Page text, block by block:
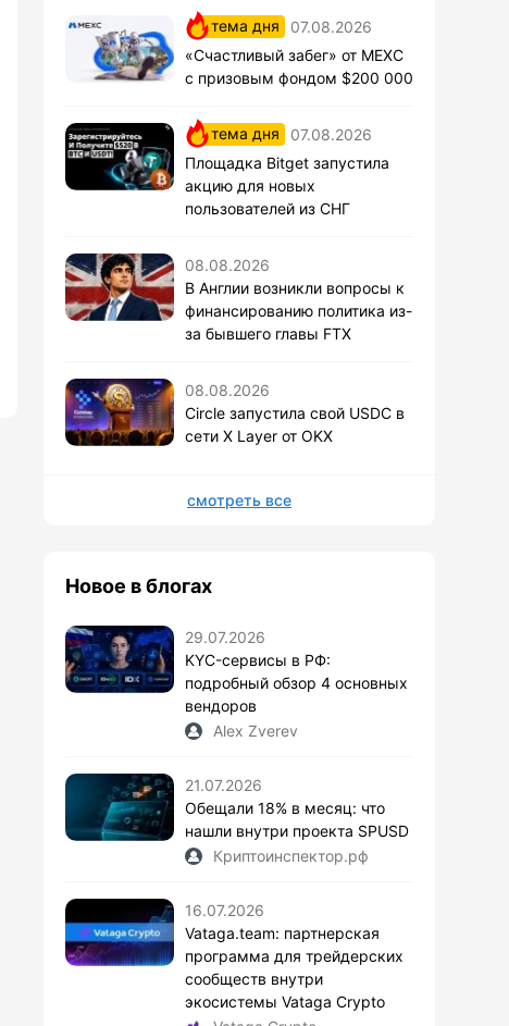
тема дня
07.08.2026
«Счастливый забег» от MEXC
с призовым фондом $200 000
тема дня
07.08.2026
Площадка Bitget запустила
акцию для новых
пользователей из СНГ
08.08.2026
В Англии возникли вопросы к
финансированию политика из-
за бывшего главы FTX
08.08.2026
Circle запустила свой USDC в
сети X Layer от OKX
смотреть все
Новое в блогах
29.07.2026
KYC-сервисы в РФ:
подробный обзор 4 основных
вендоров
Alex Zverev
21.07.2026
Обещали 18% в месяц: что
нашли внутри проекта SPUSD
Криптоинспектор.рф
16.07.2026
Vataga.team: партнерская
программа для трейдерских
сообществ внутри
экосистемы Vataga Crypto